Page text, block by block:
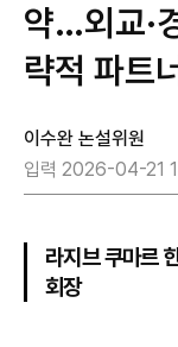
약…외교·
략적 파트
이수완 논설위원
입력 2026-04-21
라지브 쿠마르
회장